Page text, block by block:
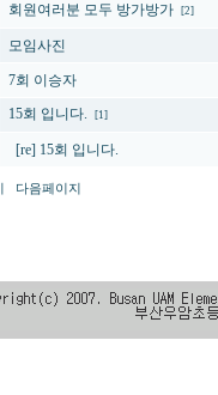
회원여러분 모두 방가방가 [2]
모임사진
7회 이승자
15회 입니다. [1]
[re] 15회 입니다.
다음페이지